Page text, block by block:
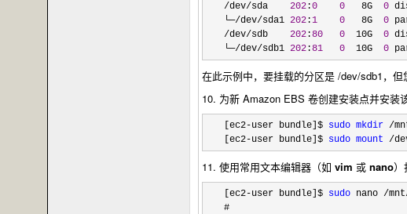
/dev/sda 202 :0 0
   8G
0
└─/dev/sda1 202 :1 0
   8G
0
/dev/sdb 202 :80 0
  10G
0
└─/dev/sdb1 202 :81 0
  10G
0
在此示例中，要挂载的分区是 /dev/sdb1 ，
10. 为新 Amazon EBS 卷创建安装点并安装
[ec2-user bundle]$ sudo mkdir /
[ec2-user bundle]$ sudo mount /
11. 使用常用文本编辑器（如 vim 或 nano）
[ec2-user bundle]$ sudo nano /
#